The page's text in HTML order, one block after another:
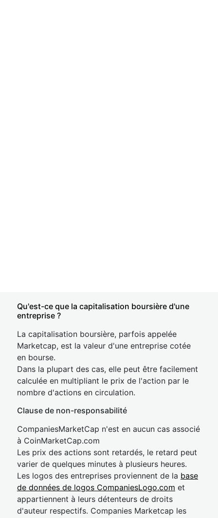
Qu'est-ce que la capitalisation boursière d'une
entreprise ?
La capitalisation boursière, parfois appelée
Marketcap, est la valeur d'une entreprise cotée
en bourse.
Dans la plupart des cas, elle peut être facilement
calculée en multipliant le prix de l'action par le
nombre d'actions en circulation.
Clause de non-responsabilité
CompaniesMarketCap n'est en aucun cas associé
à CoinMarketCap.com
Les prix des actions sont retardés, le retard peut
varier de quelques minutes à plusieurs heures.
Les logos des entreprises proviennent de la base
de données de logos CompaniesLogo.com et
appartiennent à leurs détenteurs de droits
d'auteur respectifs. Companies Marketcap les